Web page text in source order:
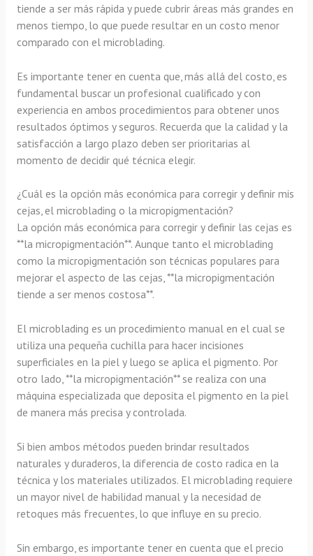
tiende a ser más rápida y puede cubrir áreas más grandes en
menos tiempo, lo que puede resultar en un costo menor
comparado con el microblading.
Es importante tener en cuenta que, más allá del costo, es
fundamental buscar un profesional cualificado y con
experiencia en ambos procedimientos para obtener unos
resultados óptimos y seguros. Recuerda que la calidad y la
satisfacción a largo plazo deben ser prioritarias al
momento de decidir qué técnica elegir.
¿Cuál es la opción más económica para corregir y definir mis
cejas, el microblading o la micropigmentación?
La opción más económica para corregir y definir las cejas es
**la micropigmentación**. Aunque tanto el microblading
como la micropigmentación son técnicas populares para
mejorar el aspecto de las cejas, **la micropigmentación
tiende a ser menos costosa**.
El microblading es un procedimiento manual en el cual se
utiliza una pequeña cuchilla para hacer incisiones
superficiales en la piel y luego se aplica el pigmento. Por
otro lado, **la micropigmentación** se realiza con una
máquina especializada que deposita el pigmento en la piel
de manera más precisa y controlada.
Si bien ambos métodos pueden brindar resultados
naturales y duraderos, la diferencia de costo radica en la
técnica y los materiales utilizados. El microblading requiere
un mayor nivel de habilidad manual y la necesidad de
retoques más frecuentes, lo que influye en su precio.
Sin embargo, es importante tener en cuenta que el precio